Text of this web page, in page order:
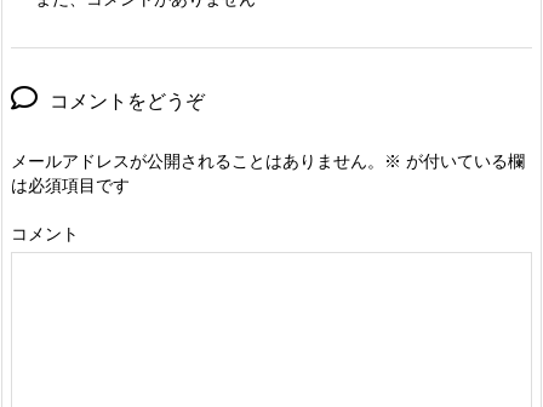
コメントをどうぞ
メールアドレスが公開されることはありません。 ※ が付いている欄
は必須項目です
コメント